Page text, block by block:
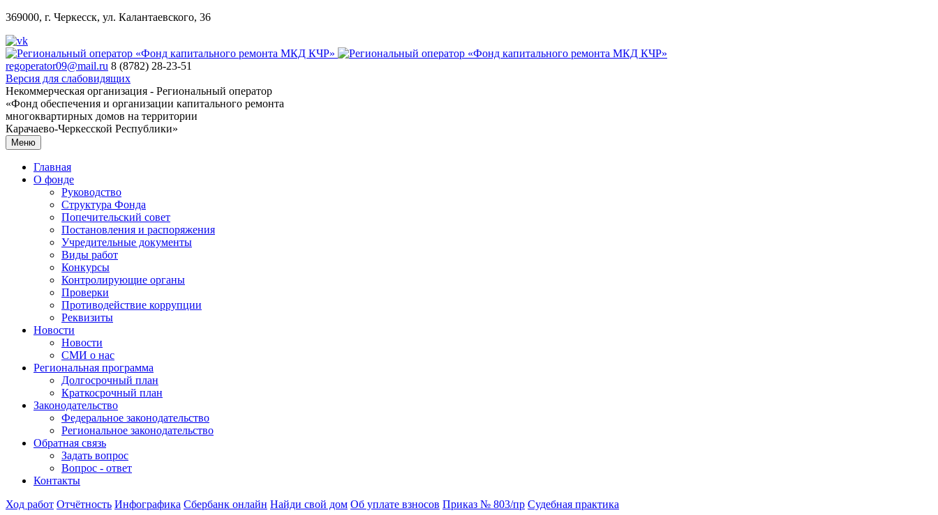
369000, г. Черкесск, ул. Калантаевского, 36
regoperator09@mail.ru 8 (8782) 28-23-51
Версия для слабовидящих
Некоммерческая организация - Региональный оператор
«Фонд обеспечения и организации капитального ремонта
многоквартирных домов на территории
Карачаево-Черкесской Республики»
Меню
Главная
О фонде
Руководство
Структура Фонда
Попечительский совет
Постановления и распоряжения
Учредительные документы
Виды работ
Конкурсы
Контролирующие органы
Проверки
Противодействие коррупции
Реквизиты
Новости
Новости
СМИ о нас
Региональная программа
Долгосрочный план
Краткосрочный план
Законодательство
Федеральное законодательство
Региональное законодательство
Обратная связь
Задать вопрос
Вопрос - ответ
Контакты
Ход работ Отчётность Инфографика Сбербанк онлайн Найди свой дом Об уплате взносов Приказ № 803/пр Судебная практика